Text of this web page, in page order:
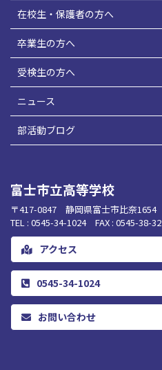
在校生・保護者の方へ
卒業生の方へ
受検生の方へ
ニュース
部活動ブログ
富士市立高等学校
〒417-0847 静岡県富士市比奈1654
TEL : 0545-34-1024 FAX : 0545-38-
アクセス
0545-34-1024
お問い合わせ